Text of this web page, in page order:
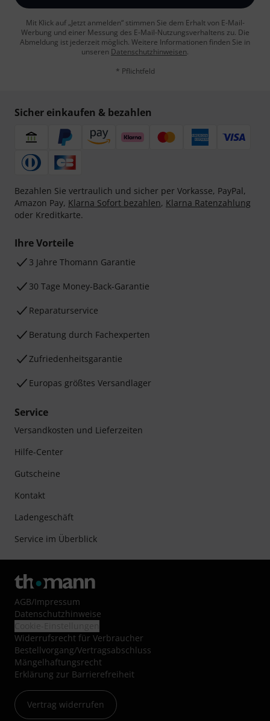
Mit Klick auf „Jetzt anmelden“ stimmen Sie dem Erhalt von E-Mail-
Werbung und einer Messung des E-Mail-Nutzungsverhaltens zu. Die
Abmeldung ist jederzeit möglich. Weitere Informationen finden Sie in
unseren Datenschutzhinweisen.
* Pflichtfeld
Sicher einkaufen & bezahlen
Bezahlen Sie vertraulich und sicher per Vorkasse, PayPal,
Amazon Pay, Klarna Sofort bezahlen, Klarna Ratenzahlung
oder Kreditkarte.
Ihre Vorteile
3 Jahre Thomann Garantie
30 Tage Money-Back-Garantie
Reparaturservice
Beratung durch Fachexperten
Zufriedenheitsgarantie
Europas größtes Versandlager
Service
Versandkosten und Lieferzeiten
Hilfe-Center
Gutscheine
Kontakt
Ladengeschäft
Service im Überblick
AGB/Impressum
Datenschutzhinweise
Widerrufsrecht für Verbraucher
Bestellvorgang/Vertragsabschluss
Mängelhaftungsrecht
Erklärung zur Barrierefreiheit
Vertrag widerrufen